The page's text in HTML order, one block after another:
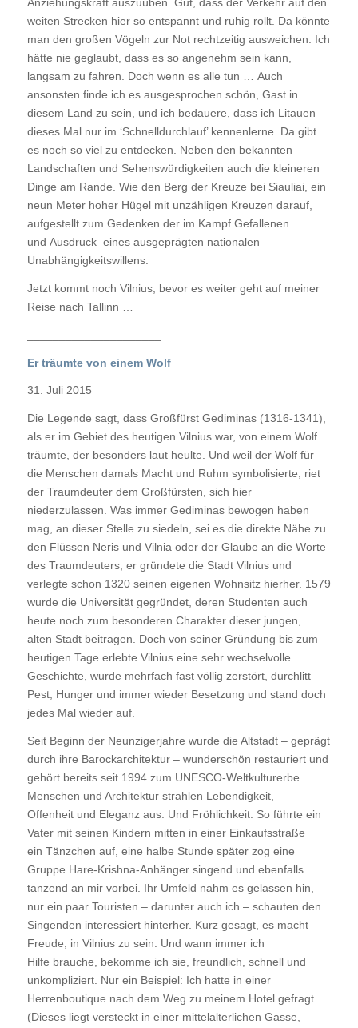
weiten Strecken hier so entspannt und ruhig rollt. Da könnte
man den großen Vögeln zur Not rechtzeitig ausweichen. Ich
hätte nie geglaubt, dass es so angenehm sein kann,
langsam zu fahren. Doch wenn es alle tun … Auch
ansonsten finde ich es ausgesprochen schön, Gast in
diesem Land zu sein, und ich bedauere, dass ich Litauen
dieses Mal nur im ‘Schnelldurchlauf’ kennenlerne. Da gibt
es noch so viel zu entdecken. Neben den bekannten
Landschaften und Sehenswürdigkeiten auch die kleineren
Dinge am Rande. Wie den Berg der Kreuze bei Siauliai, ein
neun Meter hoher Hügel mit unzähligen Kreuzen darauf,
aufgestellt zum Gedenken der im Kampf Gefallenen
und Ausdruck eines ausgeprägten nationalen
Unabhängigkeitswillens.
Jetzt kommt noch Vilnius, bevor es weiter geht auf meiner
Reise nach Tallinn …
Er träumte von einem Wolf
31. Juli 2015
Die Legende sagt, dass Großfürst Gediminas (1316-1341),
als er im Gebiet des heutigen Vilnius war, von einem Wolf
träumte, der besonders laut heulte. Und weil der Wolf für
die Menschen damals Macht und Ruhm symbolisierte, riet
der Traumdeuter dem Großfürsten, sich hier
niederzulassen. Was immer Gediminas bewogen haben
mag, an dieser Stelle zu siedeln, sei es die direkte Nähe zu
den Flüssen Neris und Vilnia oder der Glaube an die Worte
des Traumdeuters, er gründete die Stadt Vilnius und
verlegte schon 1320 seinen eigenen Wohnsitz hierher. 1579
wurde die Universität gegründet, deren Studenten auch
heute noch zum besonderen Charakter dieser jungen,
alten Stadt beitragen. Doch von seiner Gründung bis zum
heutigen Tage erlebte Vilnius eine sehr wechselvolle
Geschichte, wurde mehrfach fast völlig zerstört, durchlitt
Pest, Hunger und immer wieder Besetzung und stand doch
jedes Mal wieder auf.
Seit Beginn der Neunzigerjahre wurde die Altstadt – geprägt
durch ihre Barockarchitektur – wunderschön restauriert und
gehört bereits seit 1994 zum UNESCO-Weltkulturerbe.
Menschen und Architektur strahlen Lebendigkeit,
Offenheit und Eleganz aus. Und Fröhlichkeit. So führte ein
Vater mit seinen Kindern mitten in einer Einkaufsstraße
ein Tänzchen auf, eine halbe Stunde später zog eine
Gruppe Hare-Krishna-Anhänger singend und ebenfalls
tanzend an mir vorbei. Ihr Umfeld nahm es gelassen hin,
nur ein paar Touristen – darunter auch ich – schauten den
Singenden interessiert hinterher. Kurz gesagt, es macht
Freude, in Vilnius zu sein. Und wann immer ich
Hilfe brauche, bekomme ich sie, freundlich, schnell und
unkompliziert. Nur ein Beispiel: Ich hatte in einer
Herrenboutique nach dem Weg zu meinem Hotel gefragt.
(Dieses liegt versteckt in einer mittelalterlichen Gasse,